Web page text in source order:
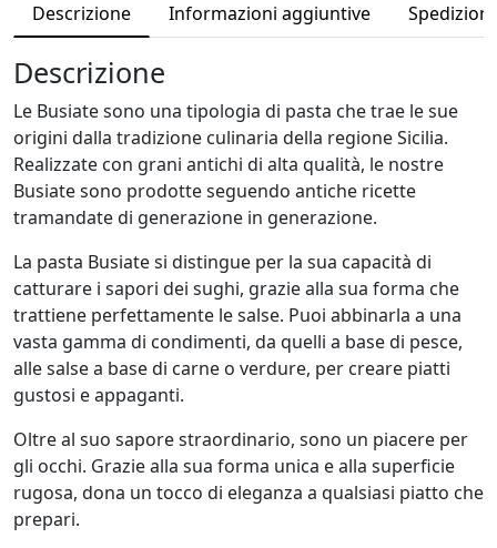
l
o
q
u
a
n
t
i
t
Descrizione Informazioni aggiuntive
Descrizione
Le Busiate sono una tipologia di pasta che trae le sue
origini dalla tradizione culinaria della regione Sicilia.
Realizzate con grani antichi di alta qualità, le nostre
Busiate sono prodotte seguendo antiche ricette
tramandate di generazione in generazione.
La pasta Busiate si distingue per la sua capacità di
catturare i sapori dei sughi, grazie alla sua forma che
trattiene perfettamente le salse. Puoi abbinarla a una
vasta gamma di condimenti, da quelli a base di pesce,
alle salse a base di carne o verdure, per creare piatti
gustosi e appaganti.
Oltre al suo sapore straordinario, sono un piacere per
gli occhi. Grazie alla sua forma unica e alla superficie
rugosa, dona un tocco di eleganza a qualsiasi piatto che
prepari.